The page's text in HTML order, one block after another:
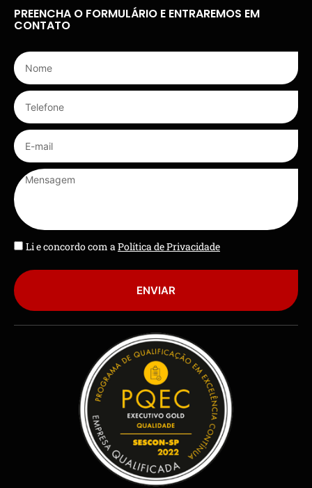
PREENCHA O FORMULÁRIO E ENTRAREMOS EM
CONTATO
Li e concordo com aPolítica de Privacidade
ENVIAR